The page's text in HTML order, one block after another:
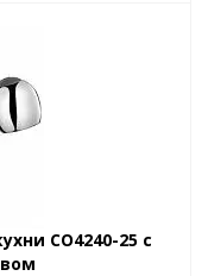
CO4240-25 с